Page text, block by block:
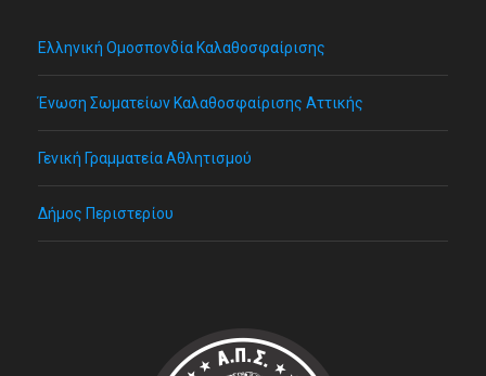
Ελληνική Ομοσπονδία Καλαθοσφαίρισης
Ένωση Σωματείων Καλαθοσφαίρισης Αττικής
Γενική Γραμματεία Αθλητισμού
Δήμος Περιστερίου